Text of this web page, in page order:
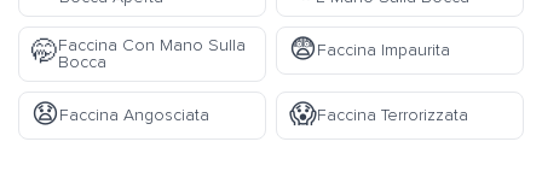
🤭Faccina Con Mano Sulla
Bocca
😨Faccina Impaurita
😧Faccina Angosciata 😱Faccina Terrorizzata